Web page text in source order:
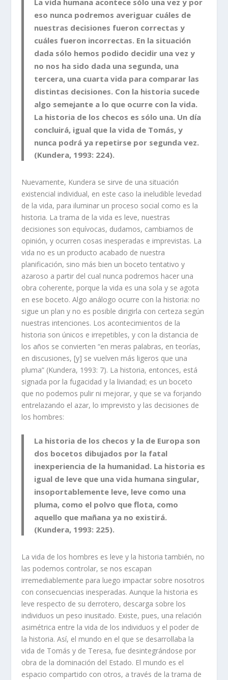
La vida humana acontece sólo una vez y por
eso nunca podremos averiguar cuáles de
nuestras decisiones fueron correctas y
cuáles fueron incorrectas. En la situación
dada sólo hemos podido decidir una vez y
no nos ha sido dada una segunda, una
tercera, una cuarta vida para comparar las
distintas decisiones. Con la historia sucede
algo semejante a lo que ocurre con la vida.
La historia de los checos es sólo una. Un día
concluirá, igual que la vida de Tomás, y
nunca podrá ya repetirse por segunda vez.
(Kundera, 1993: 224).
Nuevamente, Kundera se sirve de una situación
existencial individual, en este caso la ineludible levedad
de la vida, para iluminar un proceso social como es la
historia. La trama de la vida es leve, nuestras
decisiones son equívocas, dudamos, cambiamos de
opinión, y ocurren cosas inesperadas e imprevistas. La
vida no es un producto acabado de nuestra
planificación, sino más bien un boceto tentativo y
azaroso a partir del cual nunca podremos hacer una
obra coherente, porque la vida es una sola y se agota
en ese boceto. Algo análogo ocurre con la historia: no
sigue un plan y no es posible dirigirla con certeza según
nuestras intenciones. Los acontecimientos de la
historia son únicos e irrepetibles, y con la distancia de
los años se convierten “en meras palabras, en teorías,
en discusiones, [y] se vuelven más ligeros que una
pluma” (Kundera, 1993: 7). La historia, entonces, está
signada por la fugacidad y la liviandad; es un boceto
que no podemos pulir ni mejorar, y que se va forjando
entrelazando el azar, lo imprevisto y las decisiones de
los hombres:
La historia de los checos y la de Europa son
dos bocetos dibujados por la fatal
inexperiencia de la humanidad. La historia es
igual de leve que una vida humana singular,
insoportablemente leve, leve como una
pluma, como el polvo que flota, como
aquello que mañana ya no existirá.
(Kundera, 1993: 225).
La vida de los hombres es leve y la historia también, no
las podemos controlar, se nos escapan
irremediablemente para luego impactar sobre nosotros
con consecuencias inesperadas. Aunque la historia es
leve respecto de su derrotero, descarga sobre los
individuos un peso inusitado. Existe, pues, una relación
asimétrica entre la vida de los individuos y el poder de
la historia. Así, el mundo en el que se desarrollaba la
vida de Tomás y de Teresa, fue desintegrándose por
obra de la dominación del Estado. El mundo es el
espacio compartido con otros, a través de la trama de